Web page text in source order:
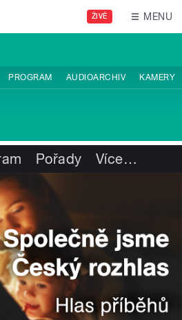
ŽIVĚ MENU
PROGRAM AUDIOARCHIV KAMERY
Pořady Více…